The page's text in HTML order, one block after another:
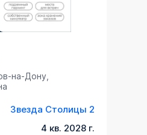
на-Дону,
Звезда Столицы 2
4 кв. 2028 г.